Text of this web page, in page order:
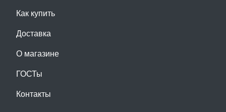
Как купить
Доставка
О магазине
ГОСТы
Контакты